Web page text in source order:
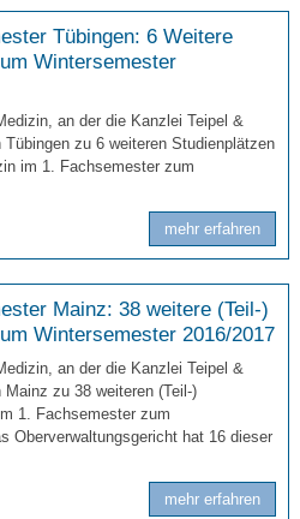
Tübingen: 6 Weitere
Wintersemester
an der die Kanzlei Teipel &
zu 6 weiteren Studienplätzen
im 1. Fachsemester zum
mehr erfahren
Mainz: 38 weitere (Teil-)
Wintersemester 2016/2017
an der die Kanzlei Teipel &
zu 38 weiteren (Teil-)
1. Fachsemester zum
Oberverwaltungsgericht hat 16 dieser
mehr erfahren